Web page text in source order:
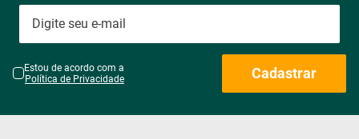
Estou de acordo com a
Política de Privacidade
Cadastrar